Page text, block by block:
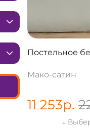
Постельное
Мако-сатин
11 253р.
↓